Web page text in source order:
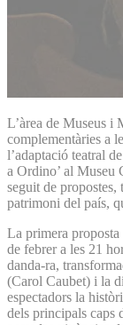
L’àrea de Museus i
complementàries a
l’adaptació teatral
a Ordino’ al Museu
seguit de propostes,
patrimoni del país,
La primera
de febrer a les 21
danda-ra,
(Carol Caubet) i la
espectadors la
dels principals caps